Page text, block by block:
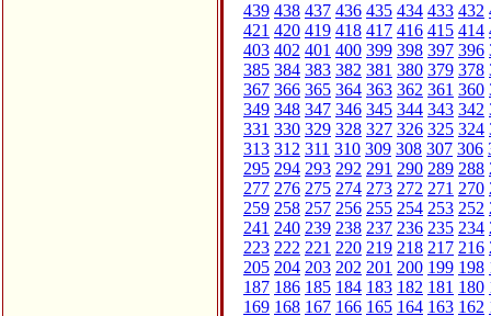
439 438 437 436 435 434 433 432
421 420 419 418 417 416 415 414
403 402 401 400 399 398 397 396
385 384 383 382 381 380 379 378
367 366 365 364 363 362 361 360
349 348 347 346 345 344 343 342
331 330 329 328 327 326 325 324
313 312 311 310 309 308 307 306
295 294 293 292 291 290 289 288
277 276 275 274 273 272 271 270
259 258 257 256 255 254 253 252
241 240 239 238 237 236 235 234
223 222 221 220 219 218 217 216
205 204 203 202 201 200 199 198
187 186 185 184 183 182 181 180
169 168 167 166 165 164 163 162